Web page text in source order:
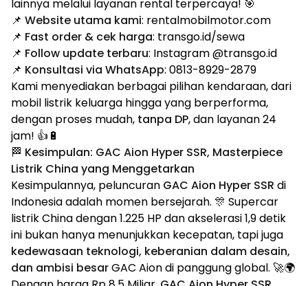
lainnya melalui layanan rental terpercaya! 🎯
📌 Website utama kami: rentalmobilmotor.com
📌 Fast order & cek harga: transgo.id/sewa
📌 Follow update terbaru: Instagram @transgo.id
📌 Konsultasi via WhatsApp: 0813-8929-2879
Kami menyediakan berbagai pilihan kendaraan, dari
mobil listrik keluarga hingga yang berperforma,
dengan proses mudah, tanpa DP, dan layanan 24
jam! 👍🔋
🏁 Kesimpulan: GAC Aion Hyper SSR, Masterpiece
Listrik China yang Menggetarkan
Kesimpulannya, peluncuran GAC Aion Hyper SSR di
Indonesia adalah momen bersejarah. 🎊 Supercar
listrik China dengan 1.225 HP dan akselerasi 1,9 detik
ini bukan hanya menunjukkan kecepatan, tapi juga
kedewasaan teknologi, keberanian dalam desain,
dan ambisi besarGAC Aion di panggung global. 🚀🌍